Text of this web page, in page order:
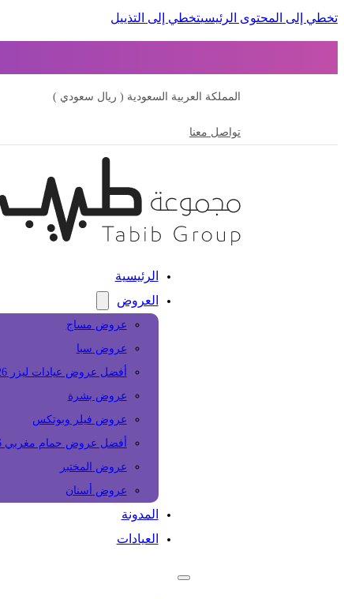
تخطي إلى المحتوى الرئيسيتخطي إلى التذييل
المملكة العربية السعودية ( ريال سعودي )
تواصل معنا
الرئيسية
العروض
عروض مساج
عروض سبا
أفضل عروض عيادات ليزر 2026
عروض بشرة
عروض فيلر وبوتكس
أفضل عروض حمام مغربي 2026
عروض المختبر
عروض أسنان
المدونة
العيادات